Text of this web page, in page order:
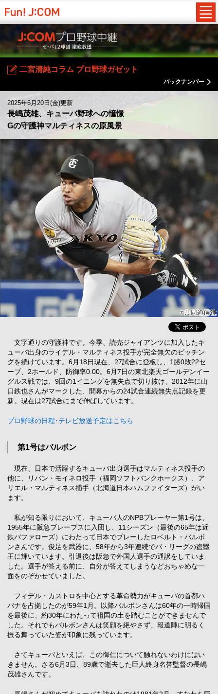
二宮清純コラム プロ野球ガゼット
バックナンバー
2025年6月20日(金)更新
長嶋茂雄、キューバ野球への憧憬
Gの守護神マルティネスの原風景
文字通りの守護神です。今季、読売ジャイアンツに加入したキ
ューバ出身のライデル・マルティネス投手が完全無欠のピッチン
グを続けています。6月18日現在、27試合に登板し、1勝0敗22セ
ーブ、2ホールド、防御率0.00。6月7日の東北楽天ゴールデンイー
グルス戦では、9回の1イニングを無失点で切り抜け、2012年に山
口鉄也さんがマークした、開幕からの24試合連続無失点記録を更
新。現在は27試合にまで伸ばしています。
プロ野球の日程･テレビ放送予定はこちら
第1号はバルボン
現在、日本で活躍するキューバ出身選手はマルティネス投手の
他に、リバン・モイネロ投手（福岡ソフトバンクホークス）、ア
リエル・マルティネス捕手（北海道日本ハムファイターズ）がい
ます。
私が知る限りにおいて、キューバ人のNPBプレーヤー第1号は、
1955年に阪急ブレーブスに入団し、11シーズン（最後の65年は近
鉄バファローズ）にわたって日本でプレーしたロベルト・バルボ
ンさんです。俊足を武器に、58年から3年連続でパ・リーグの盗塁
王に輝いています。引退後は阪急で外国人選手の通訳をしていま
した。選手が答える前に、自分が答えてしまうなどおちゃめな一
面をのぞかせていました。
フィデル・カストロを中心とする革命勢力がキューバの首都ハ
バナを占拠したのが59年1月。以降バルボンさんは60年の一時帰国
を最後に、約30年にわたって祖国の土を踏むことができませんで
した。それでもバルボンさんは笑顔を絶やさず、報道陣に明るく
振る舞っていた姿が印象に残っています。
さてキューバといえば、この御仁について触れないわけにはい
きません。さる6月3日、89歳で逝去した巨人終身名誉監督の長嶋
茂雄さんです。